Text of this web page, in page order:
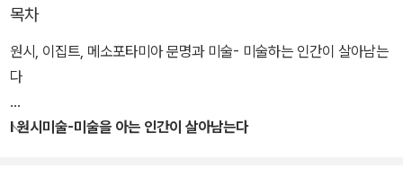
어주는 적절한 질문이 읽는 즐거움을 더한다.
그렇다고 책의 수준이 낮은 것은 아니다. 책의 저자이자 미술사학계
점을 모두 담아냈다. 꼭 알아야 하는 기초적인 미술 지식은 물론 학계
목차
원시, 이집트, 메소포타미아 문명과 미술- 미술하는 인간이 살아남는
다
I 원시미술-미술을 아는 인간이 살아남는다